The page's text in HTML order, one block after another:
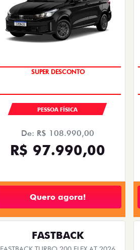
TAXA ZERO
PESSOA FÍSICA
De: R$ 108.990,00
R$ 97.990,00
Quero agora!
FASTBACK